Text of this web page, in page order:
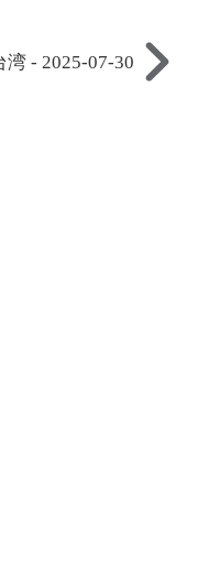
湾 - 2025-07-30